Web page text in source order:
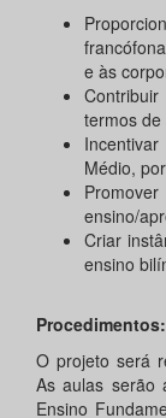
e às
termos
Médio,
ensino/
Criar
ensino
Procedimentos:
O projeto será
As aulas serão
Ensino